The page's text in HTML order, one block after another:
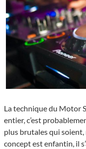
La technique du Motor
entier, c’est
plus brutales qui soient,
concept est enfantin, il